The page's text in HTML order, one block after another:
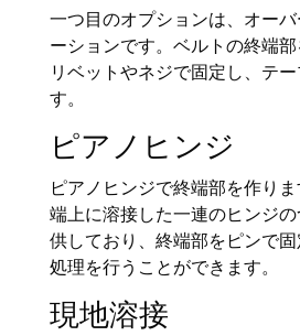
一つ目のオプションは、オー
ーションです。ベルトの終端部
リベットやネジで固定し、テ
す。
ピアノヒンジ
ピアノヒンジで終端部を作り
端上に溶接した一連のヒンジ
供しており、終端部をピンで
処理を行うことができます。
現地溶接